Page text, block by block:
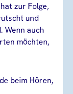
zur Folge,
und
Wenn auch
möchten,
beim Hören,